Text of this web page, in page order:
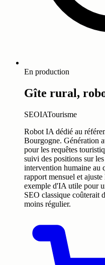
En production
Gîte rural,
SEOIATourisme
Robot IA dédié au
Bourgogne. Génération
pour les requêtes
suivi des positions sur
intervention humaine au
rapport mensuel et
exemple d'IA utile pour
SEO classique coûterait
moins régulier.